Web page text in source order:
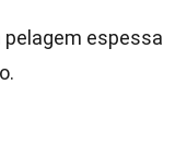
espessa